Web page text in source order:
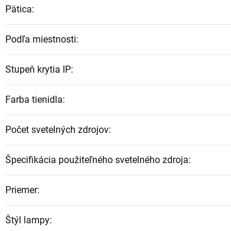
Pätica:
Podľa miestnosti:
Stupeň krytia IP:
Farba tienidla:
Počet svetelných zdrojov:
Špecifikácia použiteľného svetelného zdroja:
Priemer:
Štýl lampy: